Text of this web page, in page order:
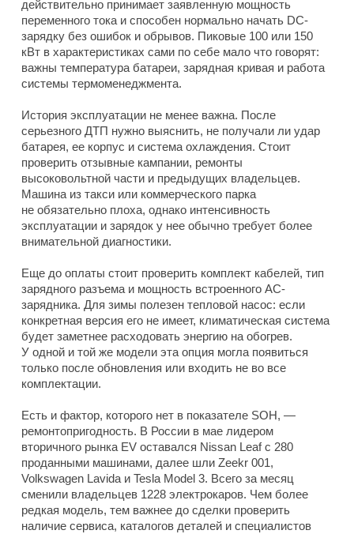
действительно принимает заявленную мощность
переменного тока и способен нормально начать DC-
зарядку без ошибок и обрывов. Пиковые 100 или 150
кВт в характеристиках сами по себе мало что говорят:
важны температура батареи, зарядная кривая и работа
системы термоменеджмента.
История эксплуатации не менее важна. После
серьезного ДТП нужно выяснить, не получали ли удар
батарея, ее корпус и система охлаждения. Стоит
проверить отзывные кампании, ремонты
высоковольтной части и предыдущих владельцев.
Машина из такси или коммерческого парка
не обязательно плоха, однако интенсивность
эксплуатации и зарядок у нее обычно требует более
внимательной диагностики.
Еще до оплаты стоит проверить комплект кабелей, тип
зарядного разъема и мощность встроенного AC-
зарядника. Для зимы полезен тепловой насос: если
конкретная версия его не имеет, климатическая система
будет заметнее расходовать энергию на обогрев.
У одной и той же модели эта опция могла появиться
только после обновления или входить не во все
комплектации.
Есть и фактор, которого нет в показателе SOH, —
ремонтопригодность. В России в мае лидером
вторичного рынка EV оставался Nissan Leaf с 280
проданными машинами, далее шли Zeekr 001,
Volkswagen Lavida и Tesla Model 3. Всего за месяц
сменили владельцев 1228 электрокаров. Чем более
редкая модель, тем важнее до сделки проверить
наличие сервиса, каталогов деталей и специалистов